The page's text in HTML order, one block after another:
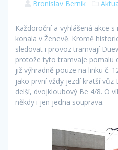
Bronislav Bernik
Každoroční a vyhlášená akce
konala v Ženevě. Kromě
sledovat i provoz tramvají
protože tyto tramvaje pomalu
již výhradně pouze na linku č.
jako první vždy jezdí kratší
delší, dvojkloubový Be 4/8. O
někdy i jen jedna souprava.